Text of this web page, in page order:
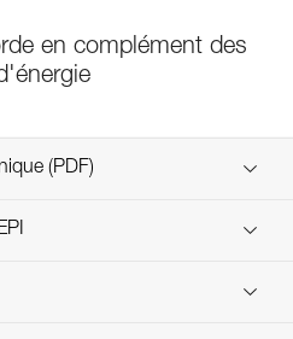
en complément des
Télécharger la notice technique (PDF)
Notice
procedure-FR